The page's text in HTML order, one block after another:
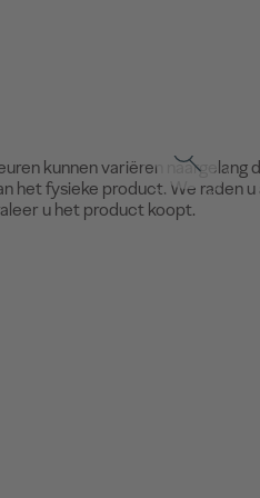
kunnen variëren naargelang
het fysieke product. We raden
u het product koopt.